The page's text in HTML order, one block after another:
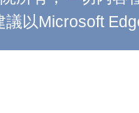
以Microsoft